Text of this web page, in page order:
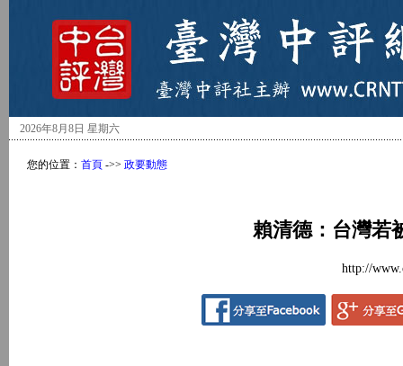
2026年8月8日 星期六
您的位置： 首頁 ->> 政要動態
賴清德：台灣若
http://